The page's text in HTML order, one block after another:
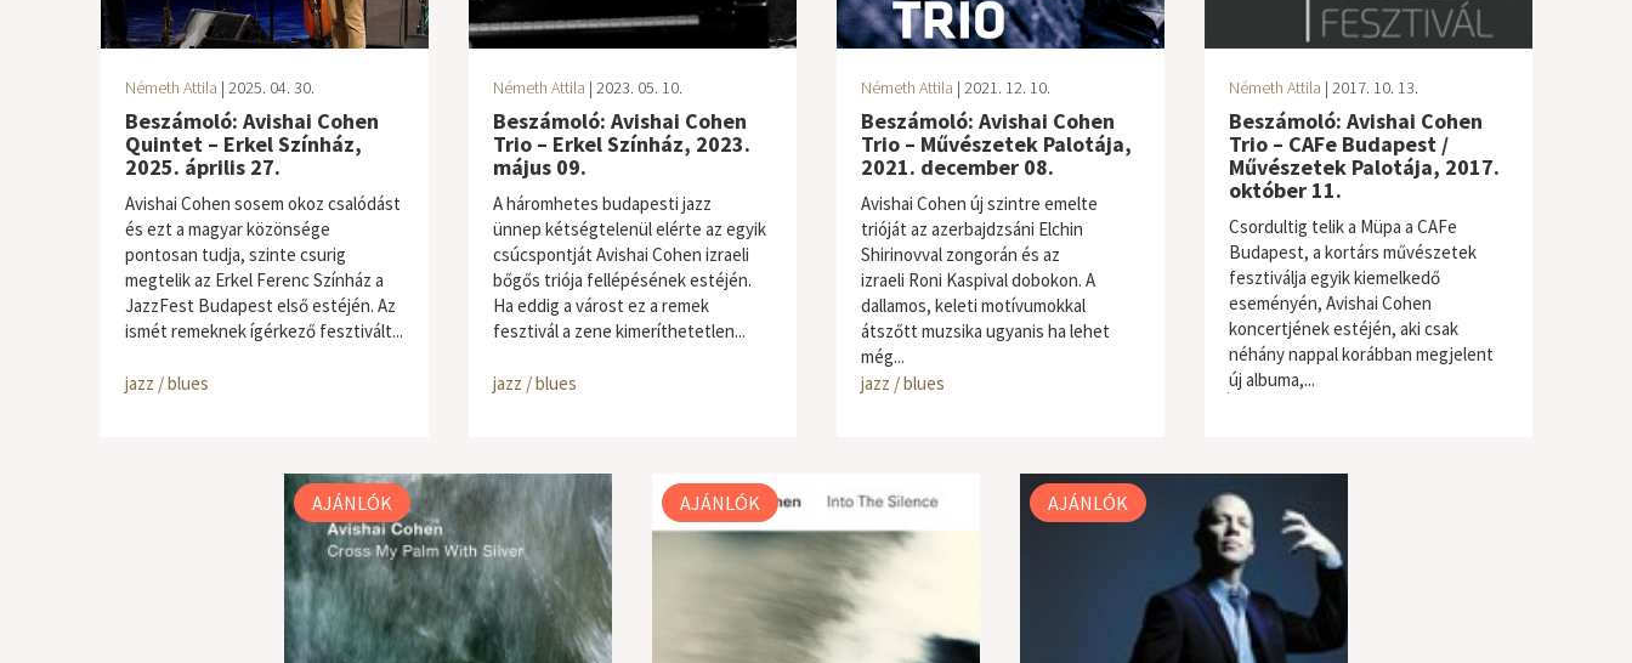
Németh Attila | 2025. 04. 30.
Beszámoló: Avishai Cohen
Quintet – Erkel Színház,
2025. április 27.
Avishai Cohen sosem okoz csalódást
és ezt a magyar közönsége
pontosan tudja, szinte csurig
megtelik az Erkel Ferenc Színház a
JazzFest Budapest első estéjén. Az
ismét remeknek ígérkező fesztivált...
jazz / blues
Németh Attila | 2023. 05. 10.
Beszámoló: Avishai Cohen
Trio – Erkel Színház, 2023.
május 09.
A háromhetes budapesti jazz
ünnep kétségtelenül elérte az egyik
csúcspontját Avishai Cohen izraeli
bőgős triója fellépésének estéjén.
Ha eddig a várost ez a remek
fesztivál a zene kimeríthetetlen...
jazz / blues
Németh Attila | 2021. 12. 10.
Beszámoló: Avishai Cohen
Trio – Művészetek Palotája,
2021. december 08.
Avishai Cohen új szintre emelte
trióját az azerbajdzsáni Elchin
Shirinovval zongorán és az
izraeli Roni Kaspival dobokon. A
dallamos, keleti motívumokkal
átszőtt muzsika ugyanis ha lehet
még...
jazz / blues
Németh Attila | 2017. 10. 13.
Beszámoló: Avishai Cohen
Trio – CAFe Budapest /
Művészetek Palotája, 2017.
október 11.
Csordultig telik a Müpa a CAFe
Budapest, a kortárs művészetek
fesztiválja egyik kiemelkedő
eseményén, Avishai Cohen
koncertjének estéjén, aki csak
néhány nappal korábban megjelent
új albuma,...
jazz / blues
AJÁNLÓK AJÁNLÓK AJÁNLÓK